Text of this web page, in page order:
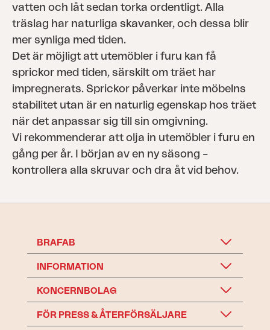
vatten och låt sedan torka ordentligt. Alla
träslag har naturliga skavanker, och dessa blir
mer synliga med tiden.
Det är möjligt att utemöbler i furu kan få
sprickor med tiden, särskilt om träet har
impregnerats. Sprickor påverkar inte möbelns
stabilitet utan är en naturlig egenskap hos träet
när det anpassar sig till sin omgivning.
Vi rekommenderar att olja in utemöbler i furu en
gång per år. I början av en ny säsong –
kontrollera alla skruvar och dra åt vid behov.
BRAFAB
INFORMATION
KONCERNBOLAG
FÖR PRESS & ÅTERFÖRSÄLJARE